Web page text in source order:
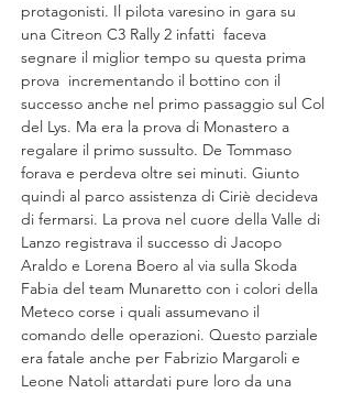
protagonisti. Il pilota varesino in gara su
una Citreon C3 Rally 2 infatti  faceva
segnare il miglior tempo su questa prima
prova  incrementando il bottino con il
successo anche nel primo passaggio sul Col
del Lys. Ma era la prova di Monastero a
regalare il primo sussulto. De Tommaso
forava e perdeva oltre sei minuti. Giunto
quindi al parco assistenza di Ciriè decideva
di fermarsi. La prova nel cuore della Valle di
Lanzo registrava il successo di Jacopo
Araldo e Lorena Boero al via sulla Skoda
Fabia del team Munaretto con i colori della
Meteco corse i quali assumevano il
comando delle operazioni. Questo parziale
era fatale anche per Fabrizio Margaroli e
Leone Natoli attardati pure loro da una